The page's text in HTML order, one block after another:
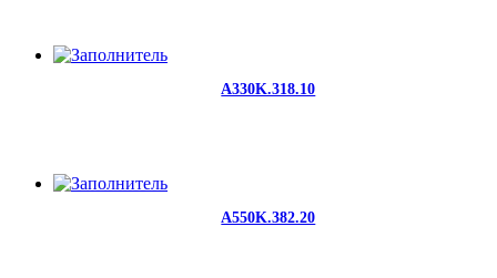
A330K.318.10
A550K.382.20